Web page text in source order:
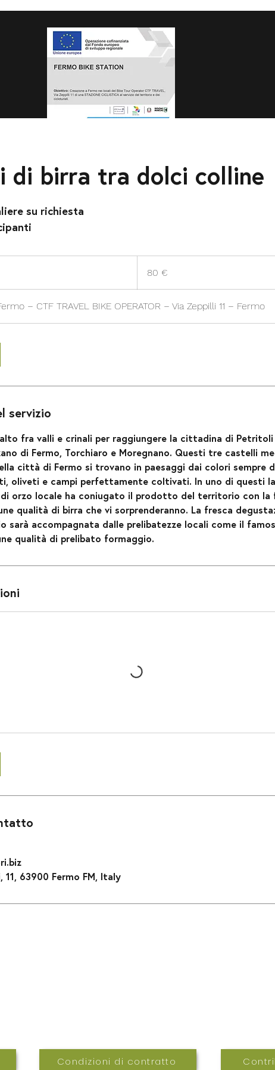
di birra tra dolci colline
su richiesta
80 €
– CTF TRAVEL BIKE OPERATOR – Via Zeppilli 11 – Fermo
servizio
fra valli e crinali per raggiungere la cittadina di Petritoli
di Fermo, Torchiaro e Moregnano. Questi tre castelli
città di Fermo si trovano in paesaggi dai colori sempre
oliveti e campi perfettamente coltivati. In uno di questi
orzo locale ha coniugato il prodotto del territorio con la
qualità di birra che vi sorprenderanno. La fresca
sarà accompagnata dalle prelibatezze locali come il
qualità di prelibato formaggio.
11, 63900 Fermo FM, Italy
Condizioni di contratto